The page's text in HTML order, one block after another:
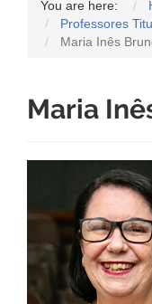
You are here:
Professores
Maria Inês
Maria